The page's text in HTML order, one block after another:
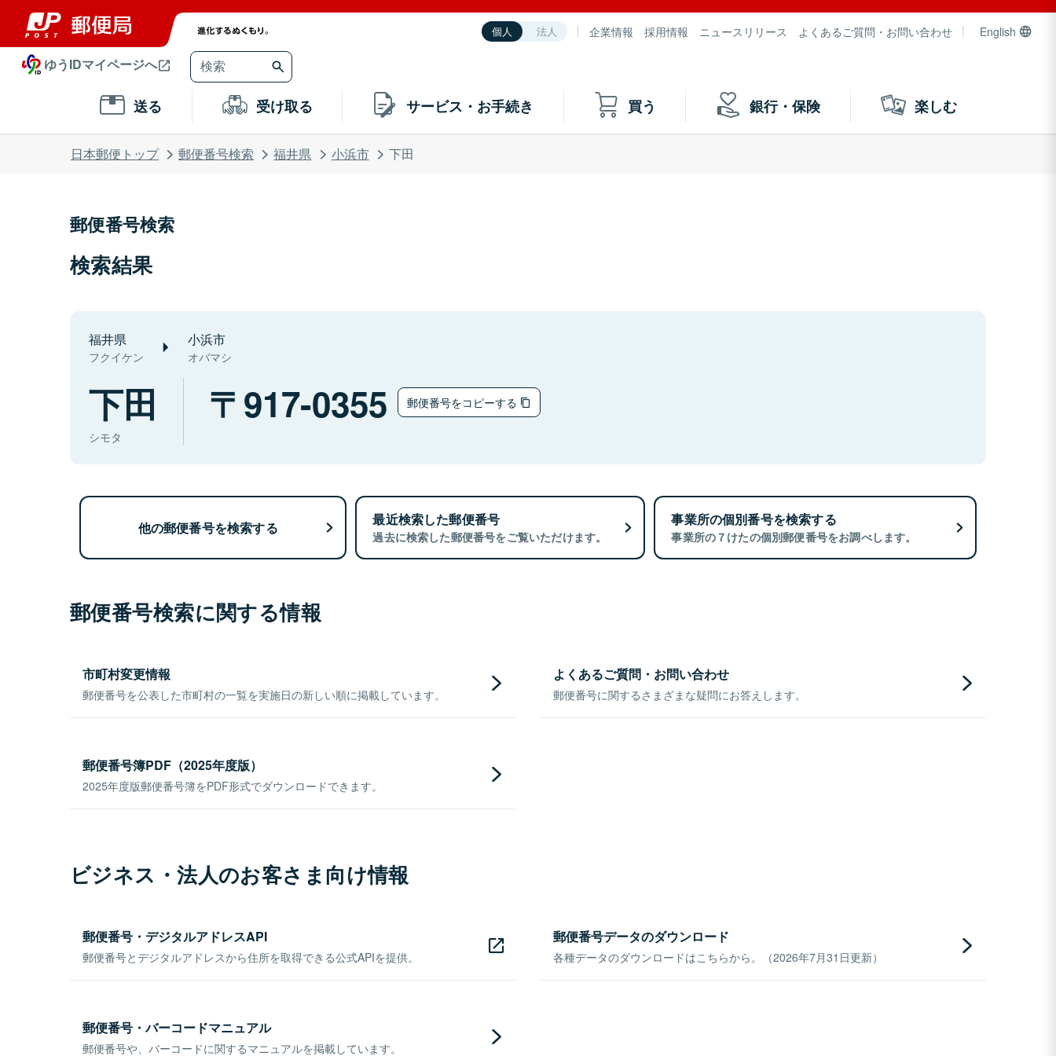
個人 法人 企業情報 採用情報 ニュースリリース よくあるご質問・お問い合わせ English
ゆうIDマイページへ
送る 受け取る サービス・お手続き 買う 銀行・保険 楽しむ
日本郵便トップ 郵便番号検索 福井県 小浜市 下田
郵便番号検索
検索結果
福井県
フクイケン
小浜市
オバマシ
下田
シモタ
917-0355 郵便番号をコピーする
他の郵便番号を検索する 最近検索した郵便番号
過去に検索した郵便番号をご覧いただけます。
事業所の個別番号を検索する
事業所の７けたの個別郵便番号をお調べします。
郵便番号検索に関する情報
市町村変更情報
郵便番号を公表した市町村の一覧を実施日の新しい順に掲載しています。
よくあるご質問・お問い合わせ
郵便番号に関するさまざまな疑問にお答えします。
郵便番号簿PDF（2025年度版）
2025年度版郵便番号簿をPDF形式でダウンロードできます。
ビジネス・法人のお客さま向け情報
郵便番号・デジタルアドレスAPI
郵便番号とデジタルアドレスから住所を取得できる公式APIを提供。
郵便番号データのダウンロード
各種データのダウンロードはこちらから。（2026年7月31日更新）
郵便番号・バーコードマニュアル
郵便番号や、バーコードに関するマニュアルを掲載しています。